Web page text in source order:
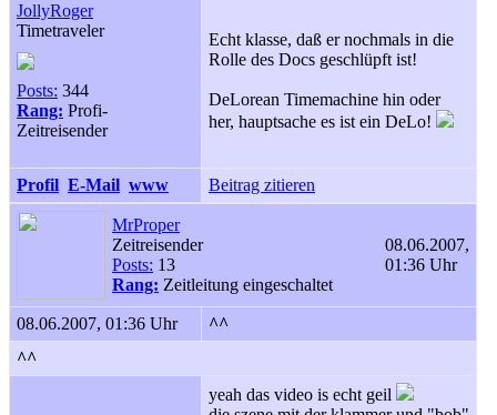
JollyRoger
Timetraveler
Posts: 344
Rang: Profi-
Zeitreisender
Echt klasse, daß er nochmals in die
Rolle des Docs geschlüpft ist!
DeLorean Timemachine hin oder
her, hauptsache es ist ein DeLo!
Profil E-Mail www Beitrag zitieren
MrProper
Zeitreisender
Posts: 13
Rang: Zeitleitung eingeschaltet
08.06.2007,
01:36 Uhr
08.06.2007, 01:36 Uhr
^^
^^
yeah das video is echt geil